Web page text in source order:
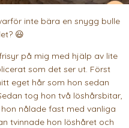
inte bära en snygg bulle
😃
på mig med hjälp av lite
som det ser ut. Först
eget hår som hon sedan
tog hon två löshårsbitar,
nålade fast med vanliga
tvinnade hon löshåret och